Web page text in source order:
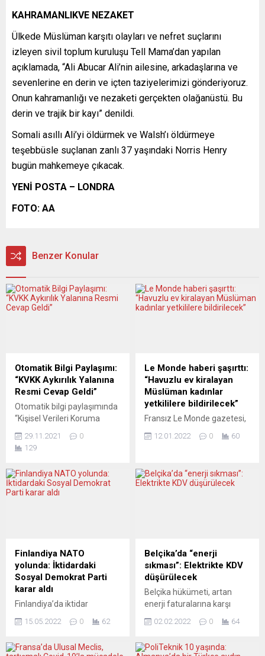
KAHRAMANLIKVE NEZAKET
Ülkede Müslüman karşıtı olayları ve nefret suçlarını
izleyen sivil toplum kuruluşu Tell Mama’dan yapılan
açıklamada, “Ali Abucar Ali’nin ailesine, arkadaşlarına ve
sevenlerine en derin ve içten taziyelerimizi gönderiyoruz.
Onun kahramanlığı ve nezaketi gerçekten olağanüstü. Bu
derin ve trajik bir kayı” denildi.
Somali asıllı Ali’yi öldürmek ve Walsh’ı öldürmeye
teşebbüsle suçlanan zanlı 37 yaşındaki Norris Henry
bugün mahkemeye çıkacak.
YENİ POSTA – LONDRA
FOTO: AA
Benzer Konular
Otomatik Bilgi Paylaşımı:
“KVKK Aykırılık Yalanına
Resmi Cevap Geldi”
Otomatik bilgi paylaşımında
“Kişisel Verileri Koruma
bildirim kapsamından çıkma
yalanına resmi cevap geldi.
YouTube kanalında
“Hakkınız Var” adlı
olmadığı resmi belgelerle
kanıtlandı. ‘Tedbir alalım’
diyenlerin foyası gün
yüzüne çıkıyor” dedi....
29.11.2021
0
129
Le Monde haberi şaşırttı:
“Havuzlu ev kiralayan
Müslüman kadınlar
yetkililere bildirilecek”
Fransız Le Monde gazetesi,
müstakil ev kiralayan
yetkililerle işbirliği yapacağı
iddiasının yer aldığı haberini
Devletin güçlendirilmiş
imkânları” başlıklı haberinde,
Fransız yetkililerin “İslamcı
ayrılıkçılıkla” mücadele için
havuzlu müstakil ev
kiralayan kadınları
belirlemek...
12.01.2022 0 60
Finlandiya NATO
yolunda: İktidardaki
Sosyal Demokrat Parti
karar aldı
Finlandiya’da iktidar
Sosyal Demokrat Parti,
başvurması yönünde karar
15.05.2022 0 62
Belçika’da “enerji
sıkması”: Elektrikte KDV
düşürülecek
Belçika hükümeti, artan
enerji faturalarına karşı
azaltmaya ve hanelere 100
göndermeye karar verdi.
02.02.2022 0 64